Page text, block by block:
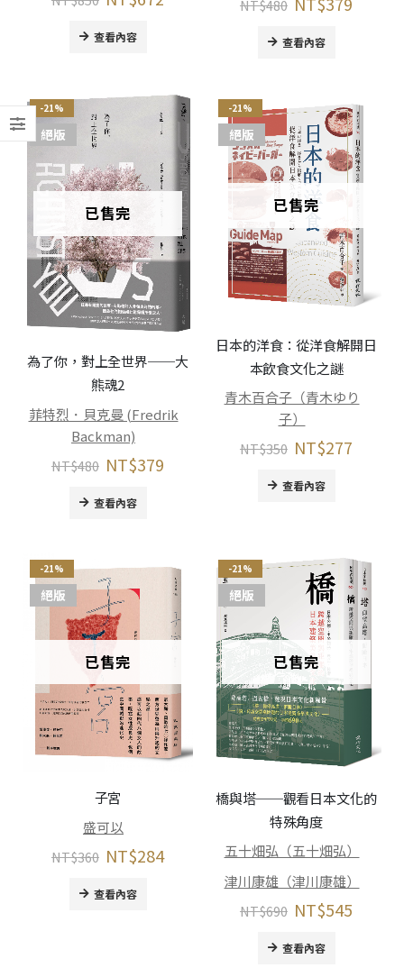
查看內容
NT$480
查看內容
-21%
已售完
絕版
為了你，對上全世界──大
熊魂2
菲特烈．貝克曼 (Fredrik
Backman)
NT$480 NT$379
查看內容
-21%
已售完
絕版
日本的洋食：從洋食解開日
本飲食文化之謎
青木百合子（青木ゆり
子）
NT$350 NT$277
查看內容
-21%
已售完
絕版
子宮
盛可以
NT$360 NT$284
查看內容
-21%
已售完
絕版
橋與塔──觀看日本文化的
特殊角度
五十畑弘（五十畑弘）
津川康雄（津川康雄）
NT$690 NT$545
查看內容